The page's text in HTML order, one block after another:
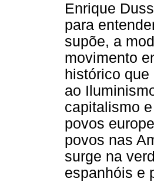
Enrique
para
supõe, a
movimento
histórico
ao
capitalismo
povos
povos nas
surge na
espanhóis e